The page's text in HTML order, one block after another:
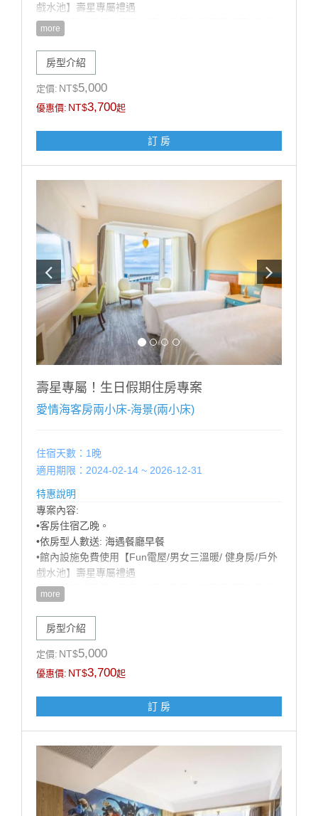
戲水池】壽星專屬禮遇
•預定房型『愛情海客房』享有升等海景客房優惠 (需依
當日房況，官網山/海景同價，數量有限，先訂先贏!)
•歡樂生日佈置（英文字母+造型氣球+造型佈置），可備
註佈置風格偏兒童或成人，以飯店實際佈置為主）
【加價購優惠】: 甩尾車車票 買1送1 (戶外空間，需視天
候開放)
注意事項:
1.此專案限當月壽星方得使用，需於辦理入住時出示有
效證件，以國曆生日為認定標準，如無當月壽星入住則
依現場價補足佈置差額$1200元。
1房，恕不得與其他優惠同時合併使用。
3.飯店保留取消與修改專案內容之權利。
------------------------------------------------
■每房每晚加人加價:【加人加價說明】 (加價含:早餐設
施無加床)
■未滿 4 歲；不佔床免費招待至多2位
■滿 4 歲 ∼ 未滿 12 歲；每位每晚加收 $500。
■12歲以上；每位每晚加收 $1000。
※ 增加床墊帳篷（2選1）含寢具（須依現場房況）每個
每晚加收$500。
※ 如超出房型住宿人數，請提前告知，並依現場規定加
收加人費用。
100CM以下 酌收清潔費$50 嬰幼兒：80cm以下免費
more
房型介紹
定價: NT$5,000
優惠價: NT$3,700起
訂 房
壽星專屬！生日假期住房專案
愛情海客房兩小床-海景(兩小床)
住宿天數：1晚
適用期限：2024-02-14 ~ 2026-12-31
特惠說明
專案內容:
•客房住宿乙晚。
•依房型人數送: 海遇餐廳早餐
•館內設施免費使用【Fun電屋/男女三溫暖/ 健身房/戶外
戲水池】壽星專屬禮遇
•預定房型『愛情海客房』享有升等海景客房優惠 (需依
當日房況，官網山/海景同價，數量有限，先訂先贏!)
•歡樂生日佈置（英文字母+造型氣球+造型佈置），可備
註佈置風格偏兒童或成人，以飯店實際佈置為主）
【加價購優惠】: 甩尾車車票 買1送1 (戶外空間，需視天
候開放)
注意事項:
1.此專案限當月壽星方得使用，需於辦理入住時出示有
效證件，以國曆生日為認定標準，如無當月壽星入住則
依現場價補足佈置差額$1200元。
2.本案需至少提早5天前訂房，符合優惠之壽星每日限訂
1房，恕不得與其他優惠同時合併使用。
3.飯店保留取消與修改專案內容之權利。
------------------------------------------------
more
房型介紹
定價: NT$5,000
優惠價: NT$3,700起
訂 房